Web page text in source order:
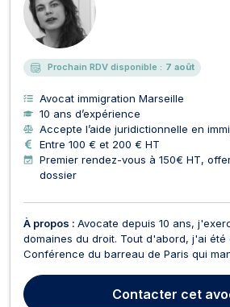
Prochain RDV disponible : 7 août
Avocat immigration Marseille
10 ans d’expérience
Accepte l’aide juridictionnelle en
Entre 100 € et 200 € HT
Premier rendez-vous à 150€ HT,
dossier
À propos : Avocate depuis 10 ans,
domaines du droit. Tout d'abord, j'ai été
Conférence du barreau de Paris qui
confier les dossiers les plus graves.
très gros dossiers terroristes et crim...
Contacter cet